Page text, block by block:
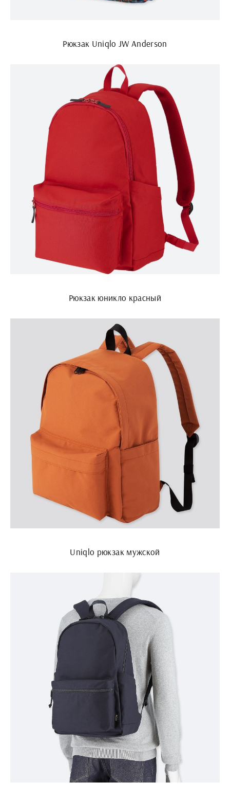
Рюкзак Uniqlo JW Anderson
Рюкзак юникло красный
Uniqlo рюкзак мужской